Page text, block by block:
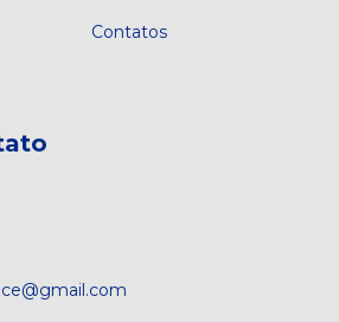
Contatos